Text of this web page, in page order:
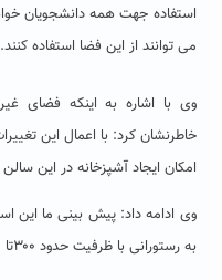
استفاده جهت همه دانشجویان
می توانند از این فضا استفاده کنند.
وی با اشاره به اینکه فضای
امکان ایجاد آشپزخانه در این
وی ادامه داد: پیش بینی ما این
به رستورانی با ظرفیت حدود ۳۰۰تا ۳۵۰ نفر با امکان پخت و توزیع غذا شود.